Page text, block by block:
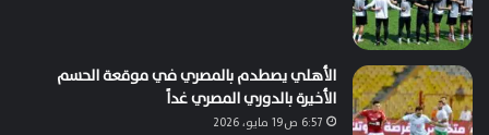
الأهلي يصطدم بالمصري في موقعة الحسم
الأخيرة بالدوري المصري غداً
6:57 ص19 مايو، 2026